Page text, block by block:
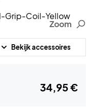
Zoom
Bekijk accessoires
34,95 €